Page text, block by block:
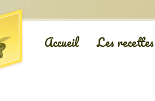
Accueil Les recettes